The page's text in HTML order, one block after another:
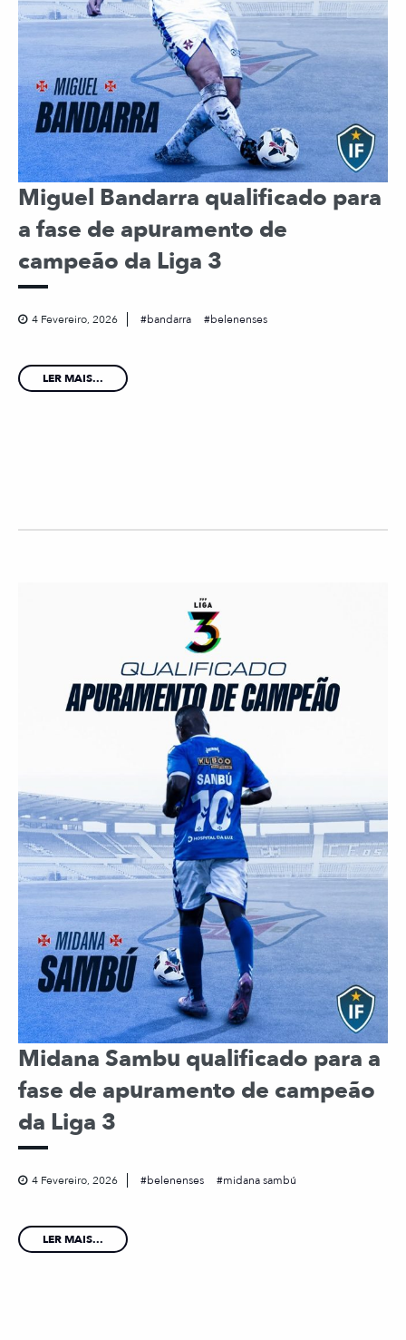
Miguel Bandarra qualificado para
a fase de apuramento de
campeão da Liga 3
4 Fevereiro, 2026 bandarra belenenses
LER MAIS...
Midana Sambu qualificado para a
fase de apuramento de campeão
da Liga 3
4 Fevereiro, 2026 belenenses midana sambú
LER MAIS...